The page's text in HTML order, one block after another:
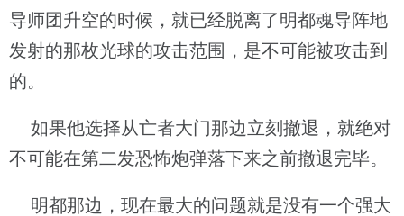
导师团升空的时候，就已经脱离了明都魂导阵地
发射的那枚光球的攻击范围，是不可能被攻击到
的。
如果他选择从亡者大门那边立刻撤退，就绝对
不可能在第二发恐怖炮弹落下来之前撤退完毕。
明都那边，现在最大的问题就是没有一个强大